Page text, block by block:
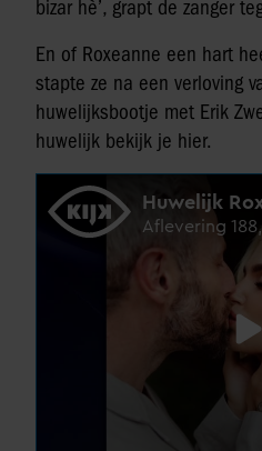
bizar hè’, grapt de zanger
En of Roxeanne een hart
stapte ze na een verloving
huwelijksbootje met Erik
huwelijk bekijk je hier.